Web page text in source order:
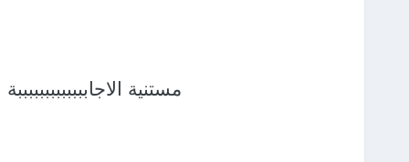
مستنية الاجابببببببببببببة